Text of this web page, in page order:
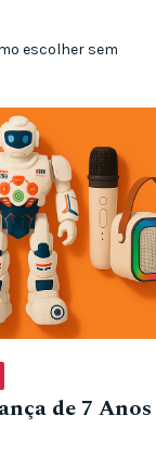
escolher sem
de 7 Anos